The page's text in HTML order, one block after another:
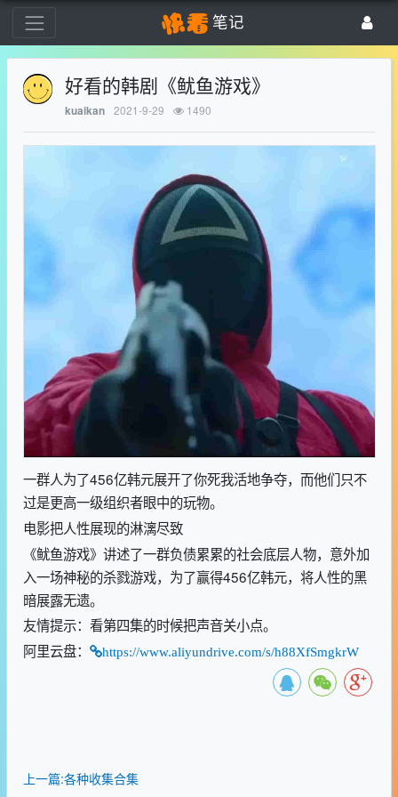
笔记
好看的韩剧《鱿鱼游戏》
kuaikan 2021-9-29 1490
一群人为了456亿韩元展开了你死我活地争夺，而他们只不
过是更高一级组织者眼中的玩物。
电影把人性展现的淋漓尽致
《鱿鱼游戏》讲述了一群负债累累的社会底层人物，意外加
入一场神秘的杀戮游戏，为了赢得456亿韩元，将人性的黑
暗展露无遗。
友情提示：看第四集的时候把声音关小点。
阿里云盘：
https://www.aliyundrive.com/s/h88XfSmgkrW
上一篇:各种收集合集